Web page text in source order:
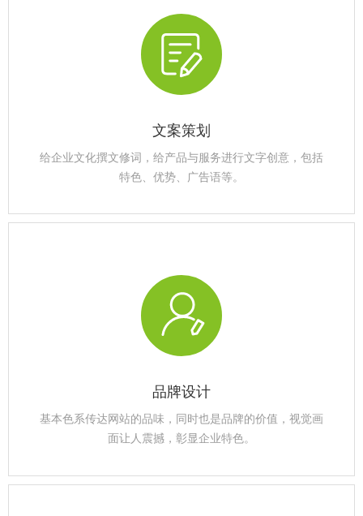
文案策划
给企业文化撰文修词，给产品与服务进行文字创意，包括
特色、优势、广告语等。
品牌设计
基本色系传达网站的品味，同时也是品牌的价值，视觉画
面让人震撼，彰显企业特色。